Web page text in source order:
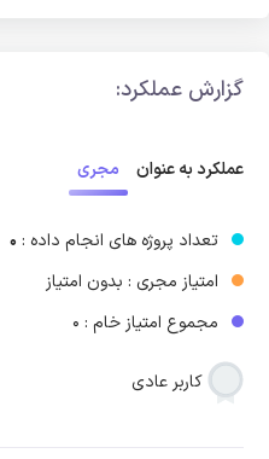
گزارش عملکرد:
عملکرد به عنوان مجری
تعداد پروژه های انجام داده : 0
امتیاز مجری : بدون امتیاز
مجموع امتیاز خام : 0
کاربر عادی